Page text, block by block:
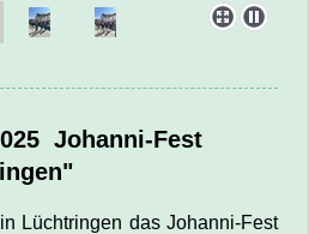
Johanni-Fest
Lüchtringen das Johanni-Fest